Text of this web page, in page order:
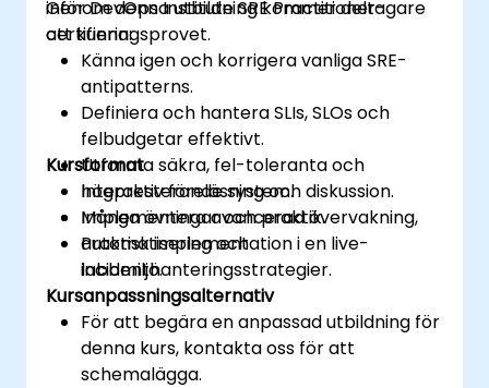
inför DevOps Institute SRE Practitioner-
certifieringsprovet.
Genom denna utbildning kommer deltagare
att kunna:
Känna igen och korrigera vanliga SRE-
antipatterns.
Definiera och hantera SLIs, SLOs och
felbudgetar effektivt.
Utforma säkra, fel-toleranta och
högpresterande system.
Implementera avancerad övervakning,
automatisering och
incidenthanteringsstrategier.
Kursformat
Interaktiv föreläsning och diskussion.
Många övningar och praktik.
Praktisk implementation i en live-
labbmiljö.
Kursanpassningsalternativ
För att begära en anpassad utbildning för
denna kurs, kontakta oss för att
schemalägga.